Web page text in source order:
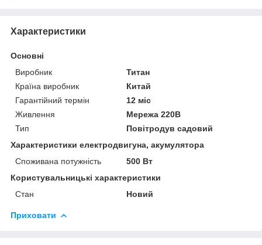
Характеристики
Основні
Виробник
Титан
Країна виробник
Китай
Гарантійний термін
12 міс
Живлення
Мережа 220В
Тип
Повітродув садовий
Характеристики електродвигуна, акумулятора
Споживана потужність
500 Вт
Користувальницькі характеристики
Стан
Новий
Приховати